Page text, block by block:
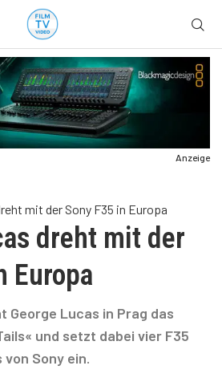
Anzeige
mit der Sony F35 in Europa
dreht mit der
Europa
George Lucas in Prag das
und setzt dabei vier F35
Sony ein.